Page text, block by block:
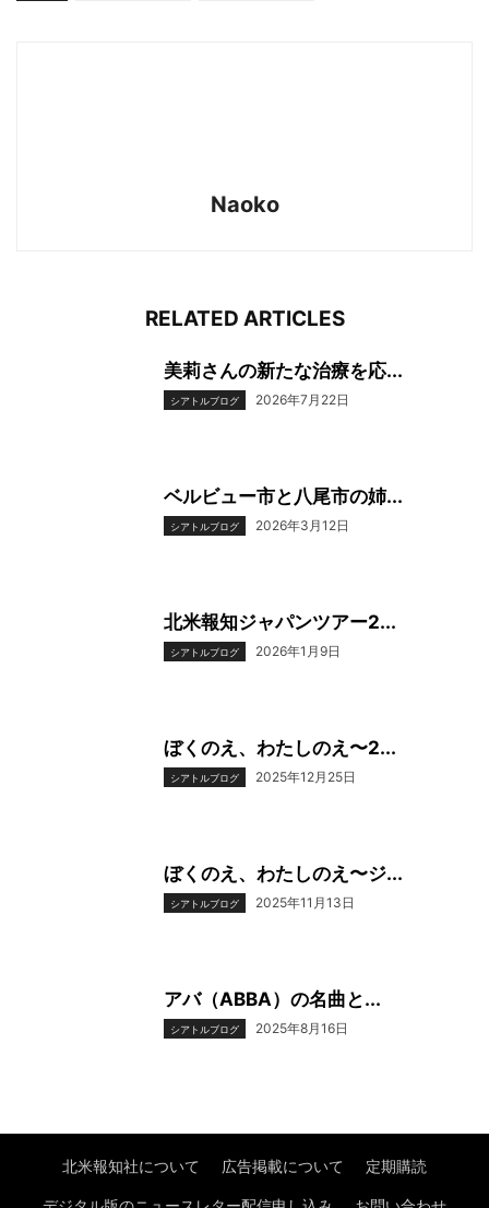
Naoko
RELATED ARTICLES
美莉さんの新たな治療を応...
シアトルブログ 2026年7月22日
ベルビュー市と八尾市の姉...
シアトルブログ 2026年3月12日
北米報知ジャパンツアー2...
シアトルブログ 2026年1月9日
ぼくのえ、わたしのえ〜2...
シアトルブログ 2025年12月25日
ぼくのえ、わたしのえ〜ジ...
シアトルブログ 2025年11月13日
アバ（ABBA）の名曲と...
シアトルブログ 2025年8月16日
北米報知社について 広告掲載について 定期購読